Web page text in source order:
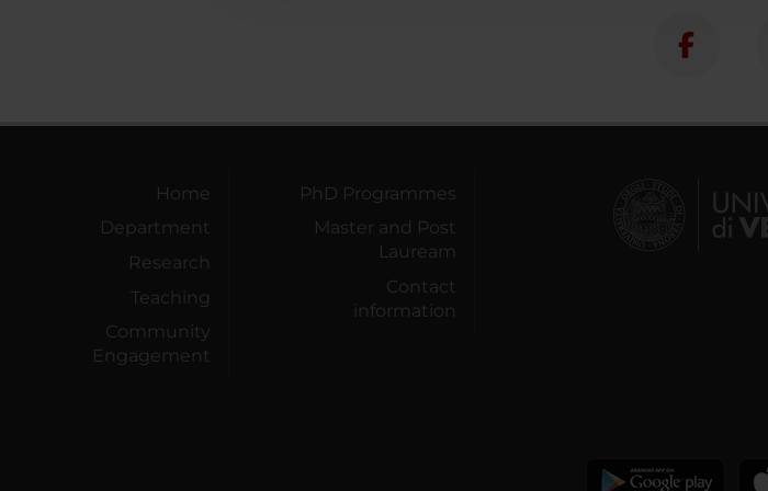
Home
Department
Research
Teaching
Community
Engagement
PhD Programmes
Master and Post
Lauream
Contact
information